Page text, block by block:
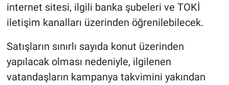
internet sitesi, ilgili banka şubeleri ve TOKİ
iletişim kanalları üzerinden öğrenilebilecek.
Satışların sınırlı sayıda konut üzerinden
yapılacak olması nedeniyle, ilgilenen
vatandaşların kampanya takvimini yakından